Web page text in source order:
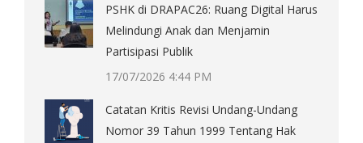
PSHK di DRAPAC26: Ruang Digital Harus
Melindungi Anak dan Menjamin
Partisipasi Publik
17/07/2026 4:44 PM
Catatan Kritis Revisi Undang-Undang
Nomor 39 Tahun 1999 Tentang Hak